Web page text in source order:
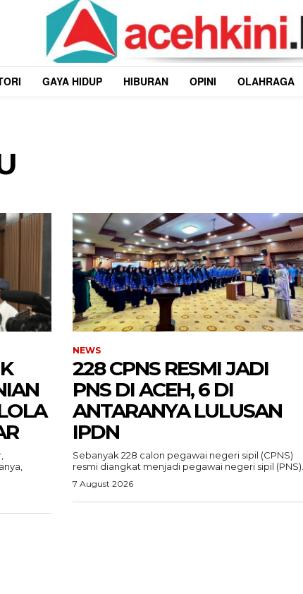
Menu
GAYA HIDUP HIBURAN OPINI OLAHRAGA
NEWS
228 CPNS RESMI JADI
PNS DI ACEH, 6 DI
ANTARANYA LULUSAN
IPDN
Sebanyak 228 calon pegawai negeri sipil (CPNS)
resmi diangkat menjadi pegawai negeri sipil (PNS)...
7 August 2026